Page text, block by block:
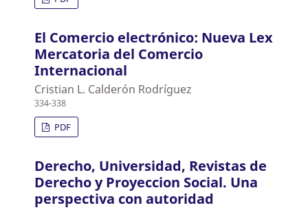
El Comercio electrónico: Nueva Lex
Mercatoria del Comercio
Internacional
Cristian L. Calderón Rodríguez
334-338
PDF
Derecho, Universidad, Revistas de
Derecho y Proyeccion Social. Una
perspectiva con autoridad